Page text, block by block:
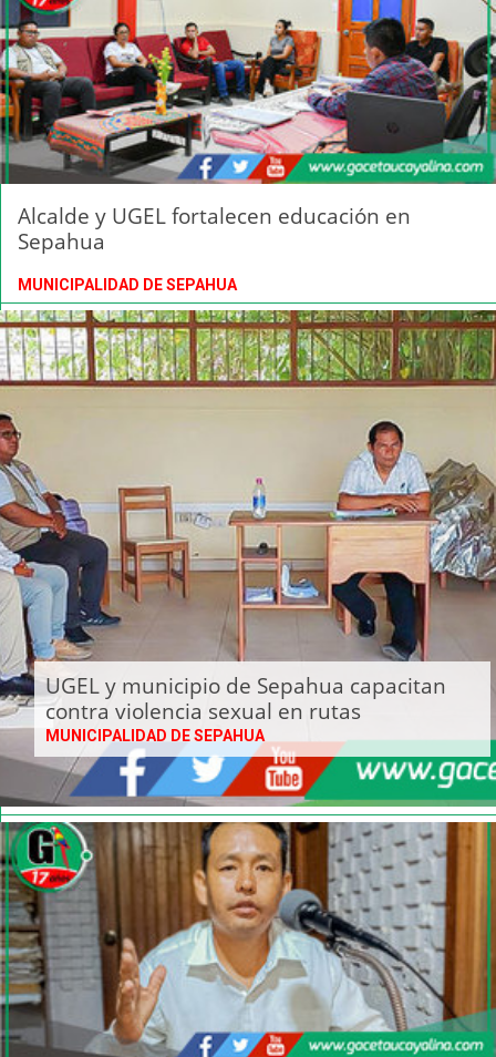
Alcalde y UGEL fortalecen educación en
Sepahua
MUNICIPALIDAD DE SEPAHUA
UGEL y municipio de Sepahua capacitan
contra violencia sexual en rutas
MUNICIPALIDAD DE SEPAHUA